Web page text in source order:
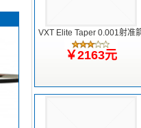
VXT Elite Taper 0.001射准
￥2163元